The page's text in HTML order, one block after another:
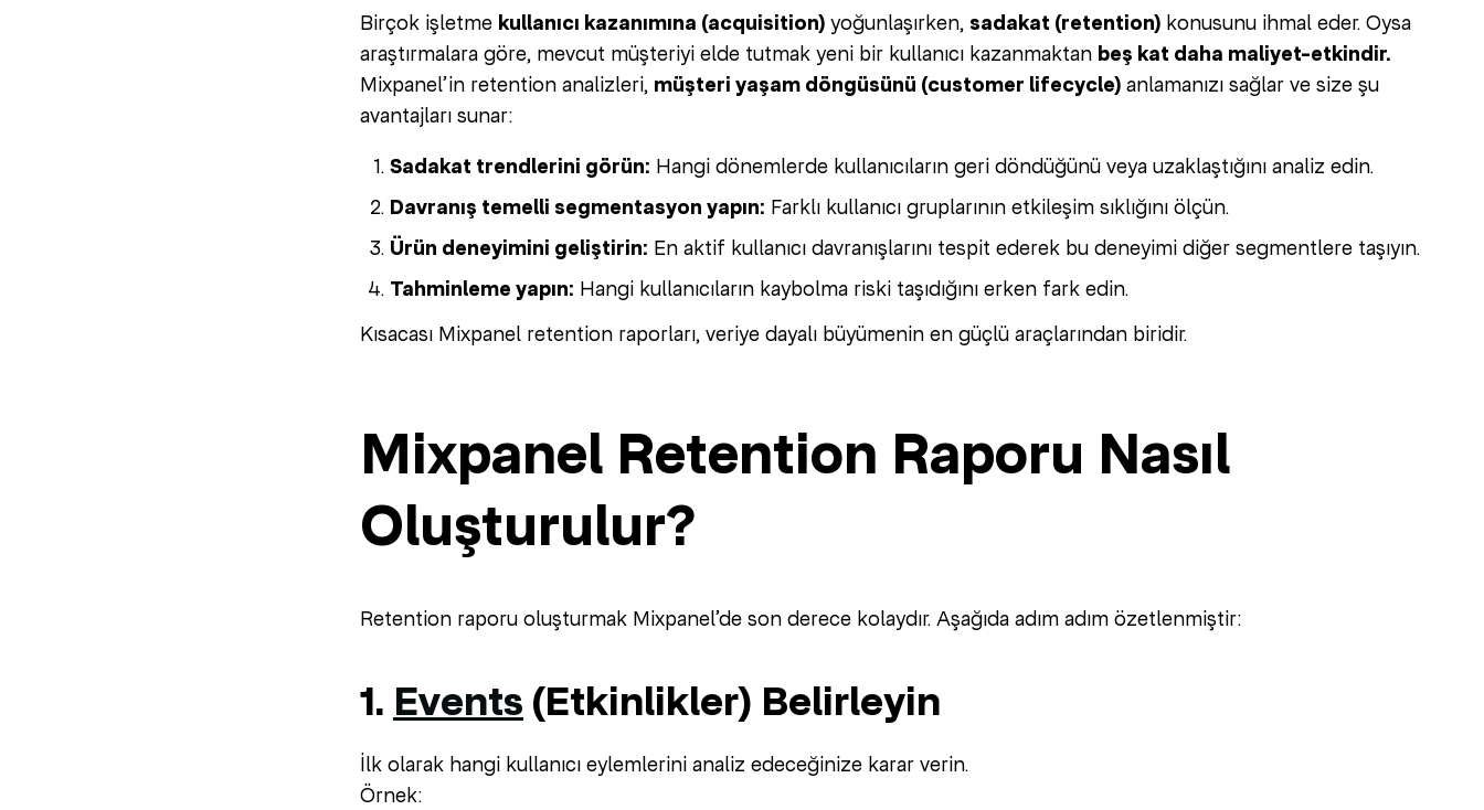
Birçok işletme kullanıcı kazanımına (acquisition) yoğunlaşırken, sadakat (retention) konusunu ihmal eder. Oysa
araştırmalara göre, mevcut müşteriyi elde tutmak yeni bir kullanıcı kazanmaktan beş kat daha maliyet-etkindir.
Mixpanel’in retention analizleri, müşteri yaşam döngüsünü (customer lifecycle) anlamanızı sağlar ve size şu
avantajları sunar:
Sadakat trendlerini görün: Hangi dönemlerde kullanıcıların geri döndüğünü veya uzaklaştığını analiz edin.
Davranış temelli segmentasyon yapın: Farklı kullanıcı gruplarının etkileşim sıklığını ölçün.
Ürün deneyimini geliştirin: En aktif kullanıcı davranışlarını tespit ederek bu deneyimi diğer segmentlere taşıyın.
Tahminleme yapın: Hangi kullanıcıların kaybolma riski taşıdığını erken fark edin.
Kısacası Mixpanel retention raporları, veriye dayalı büyümenin en güçlü araçlarından biridir.
Mixpanel Retention Raporu Nasıl
Oluşturulur?
Retention raporu oluşturmak Mixpanel’de son derece kolaydır. Aşağıda adım adım özetlenmiştir:
1. Events (Etkinlikler) Belirleyin
İlk olarak hangi kullanıcı eylemlerini analiz edeceğinize karar verin.
Örnek: